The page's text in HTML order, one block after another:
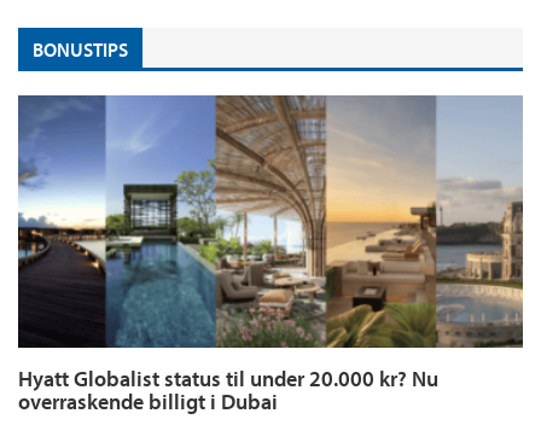
BONUSTIPS
Hyatt Globalist status til under 20.000 kr? Nu
overraskende billigt i Dubai